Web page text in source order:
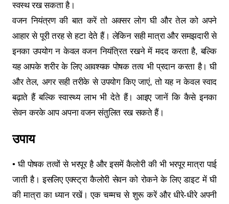
स्वस्थ रख सकता है।
वजन नियंत्रण की बात करें तो अक्सर लोग घी और तेल को अपने
आहार से पूरी तरह से हटा देते हैं। लेकिन सही मात्रा और समझदारी से
इनका उपयोग न केवल वजन नियंत्रित रखने में मदद करता है, बल्कि
यह आपके शरीर के लिए आवश्यक पोषक तत्व भी प्रदान करता है। घी
और तेल, अगर सही तरीके से उपयोग किए जाएं, तो यह न केवल स्वाद
बढ़ाते हैं बल्कि स्वास्थ्य लाभ भी देते हैं। आइए जानें कि कैसे इनका
सेवन करके आप अपना वजन संतुलित रख सकते हैं।
उपाय
• घी पोषक तत्वों से भरपूर है और इसमें कैलोरी की भी भरपूर मात्रा पाई
जाती है। इसलिए एक्स्ट्रा कैलोरी सेवन को रोकने के लिए डाइट में घी
की मात्रा का ध्यान रखें। एक चम्मच से शुरू करें और धीरे-धीरे अपनी